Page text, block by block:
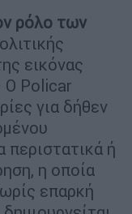
ρόλο των
εικόνας
Ο Policar
για δήθεν
ή
η οποία
επαρκή